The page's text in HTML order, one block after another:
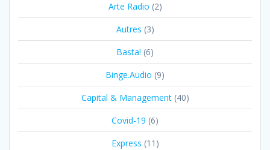
Arte Radio (2)
Autres (3)
Basta! (6)
Binge.Audio (9)
Capital & Management(40)
Covid-19 (6)
Express (11)